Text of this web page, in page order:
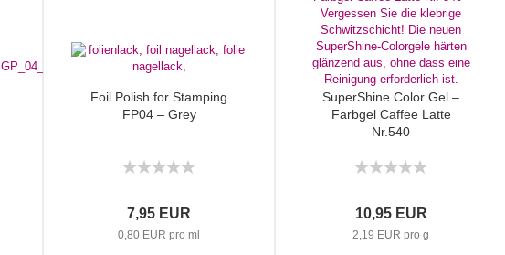
Foil Polish for Stamping
FP04 – Grey
7,95 EUR
0,80 EUR pro ml
SuperShine Color Gel –
Farbgel Caffee Latte
Nr.540
10,95 EUR
2,19 EUR pro g